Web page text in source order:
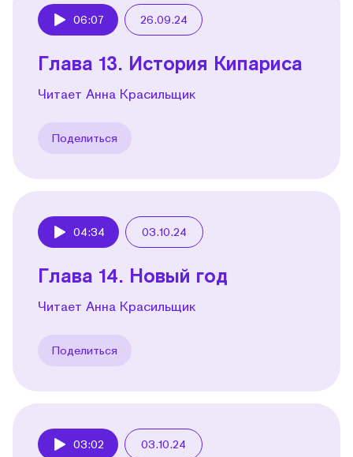
06:07 26.09.24
Глава 13. История Кипариса
Читает Анна Красильщик
Поделиться
04:34 03.10.24
Глава 14. Новый год
Читает Анна Красильщик
Поделиться
03:02 03.10.24